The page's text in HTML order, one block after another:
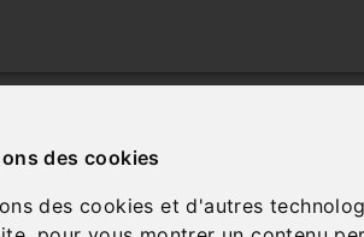
des cookies
des cookies et d'autres